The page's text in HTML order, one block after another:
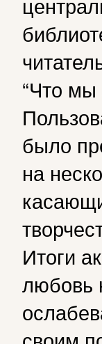
“Что мы
было
на
Итоги
любовь